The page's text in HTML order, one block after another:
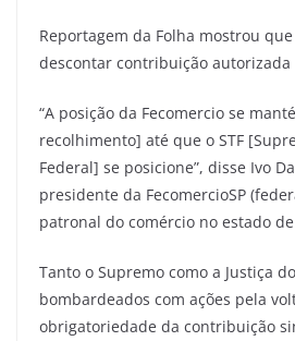
Reportagem da Folha mostrou
descontar contribuição
“A posição da Fecomercio se
recolhimento] até que o STF
Federal] se posicione”, disse Ivo
presidente da FecomercioSP
patronal do comércio no estado de
Tanto o Supremo como a Justiça
bombardeados com ações pela
obrigatoriedade da contribuição